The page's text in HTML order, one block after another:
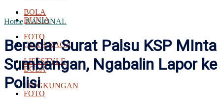
BOLA
FOTO
LIFESTYLE
LINGKUNGAN
DUNIA
OLAH RAGA
BOLA
FOTO
Home NASIONAL
Beredar Surat Palsu KSP MInta
Sumbangan, Ngabalin Lapor ke
Polisi